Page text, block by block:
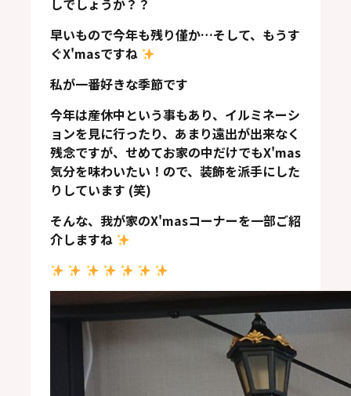
しでしょうか？？
早いもので今年も残り僅か…そして、もうす
ぐX'masですね
私が一番好きな季節です
今年は産休中という事もあり、イルミネーシ
ョンを見に行ったり、あまり遠出が出来なく
残念ですが、せめてお家の中だけでもX'mas
気分を味わいたい！ので、装飾を派手にした
りしています (笑)
そんな、我が家のX'masコーナーを一部ご紹
介しますね